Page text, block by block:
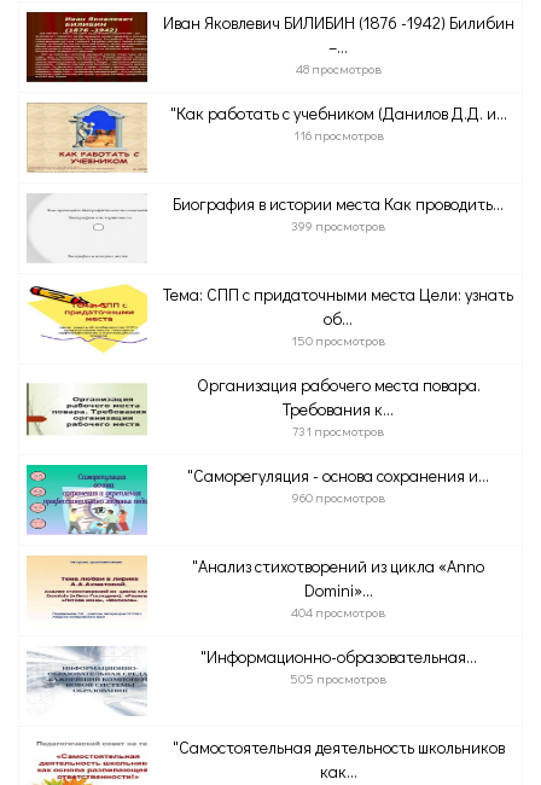
Иван Яковлевич БИЛИБИН (1876 -1942) Билибин
–...
48 просмотров
"Как работать с учебником (Данилов Д.Д. и...
116 просмотров
Биография в истории места Как проводить...
399 просмотров
Тема: СПП с придаточными места Цели: узнать
об...
150 просмотров
Организация рабочего места повара.
Требования к...
731 просмотров
"Саморегуляция - основа сохранения и...
960 просмотров
"Анализ стихотворений из цикла «Anno
Domini»...
404 просмотров
"Информационно-образовательная...
505 просмотров
"Самостоятельная деятельность школьников
как...